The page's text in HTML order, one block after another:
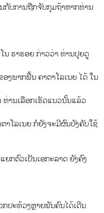
ນກັບການຖືກຈັບກຸມຖ້າຫາກທ່ານ
ນ ຣາຮອຍ ກ່າວວ່າ ທ່ານປຸຍດູ
ງພາກພື້ນ ຄາຕາໂລເນຍ ໄດ້ ໃນ
ານເລືອກເຮັດແນວນັ້ນແລ້ວ
າໂລເນຍ ກໍຍັງຈະມີຜົນບັງຄັບໃຊ້
ກຕົວເປັນເອກະລາດ ຍັງຄົງ
ປະທ້ວງຫຼາຍພັນຄົນໄດ້ເດີນ